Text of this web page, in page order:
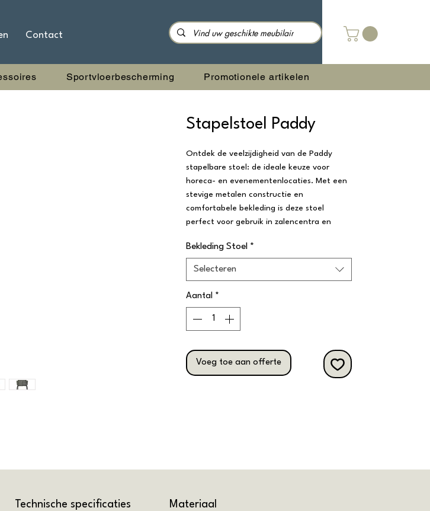
Sportvloerbescherming Promotionele artikelen
Contact
Stapelstoel Paddy
Ontdek de veelzijdigheid van de Paddy
stapelbare stoel: de ideale keuze voor
horeca- en evenementenlocaties. Met een
stevige metalen constructie en
comfortabele bekleding is deze stoel
perfect voor gebruik in zalencentra en
clean materiaal maakt onderhoud
De stapelbare functie van de stoel biedt
Deze gestoffeerde stapelstoel is
verkrijgbaar in diverse trendy kleuren en
ruimte op een professionele en stijlvolle
manier in te richten.
Bekleding Stoel *
Selecteren
Aantal *
Voeg toe aan offerte
Technische specificaties Materiaal